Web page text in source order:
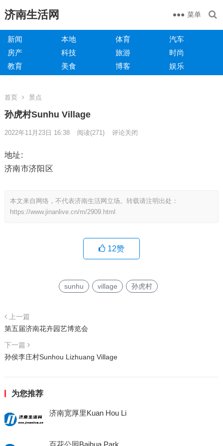
济南生活网 菜单
新闻 本地 体育
汽车
房产
科技 旅游
时尚
教育
美食 博客 娱乐
首页 景点
孙虎村Sunhu Village
2022年11月23日 16:38 阅读(271) 评论关闭
地址:
济南市济阳区
本文来自网络，不代表济南生活网立场。转载请注明出处：
https://www.jinanlive.cn/m/2909.html
12赞
sunhu village 孙虎村
上一篇
第五届济南花卉园艺博览会
下一篇
孙侯李庄村Sunhou Lizhuang Village
为您推荐
济南宽厚里Kuan Hou Li
百花公园Baihua Park